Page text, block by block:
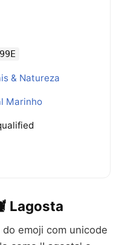
& Natureza
Marinho
Lagosta
emoji com unicode